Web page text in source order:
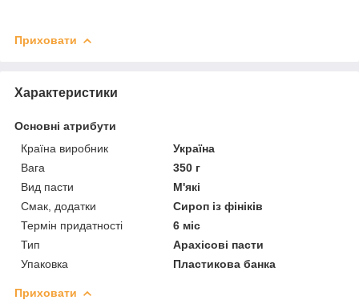
Приховати
Характеристики
Основні атрибути
Країна виробник
Україна
Вага
350 г
Вид пасти
М'які
Смак, додатки
Сироп із фініків
Термін придатності
6 міс
Тип
Арахісові пасти
Упаковка
Пластикова банка
Приховати